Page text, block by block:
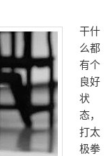
干什
么都
有个
良好
状
态，
打太
极拳